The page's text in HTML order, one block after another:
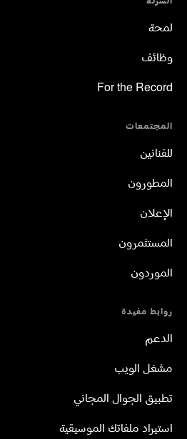
لمحة
وظائف
For the Record
المجتمعات
للفنانين
المطورون
الإعلان
المستثمرون
الموردون
روابط مفيدة
الدعم
مشغل الويب
تطبيق الجوال المجاني
استيراد ملفاتك الموسيقية